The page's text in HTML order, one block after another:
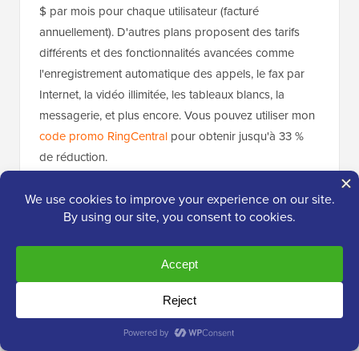
$ par mois pour chaque utilisateur (facturé
annuellement). D'autres plans proposent des tarifs
différents et des fonctionnalités avancées comme
l'enregistrement automatique des appels, le fax par
Internet, la vidéo illimitée, les tableaux blancs, la
messagerie, et plus encore. Vous pouvez utiliser mon
code promo RingCentral pour obtenir jusqu'à 33 %
de réduction.
Vous pouvez également payer un supplément pour
obtenir unnuméro de téléphone personnalisépour
numéro de téléphone professionnel accrocheur et
mémorable (comme 1-800-VOTREBIZ).
3. Zoom Phone– Idéal pour les
intégrations d'appels vidéo